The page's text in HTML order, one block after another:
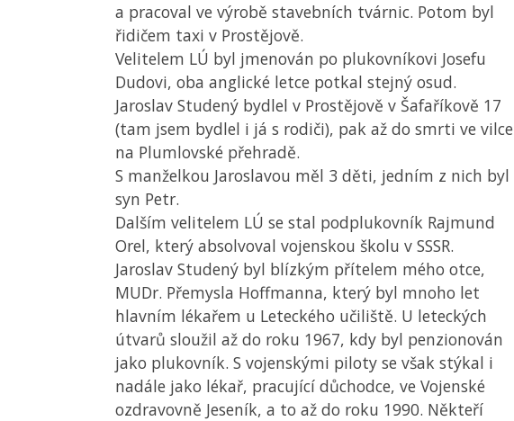
a pracoval ve výrobě stavebních tvárnic. Potom byl
řidičem taxi v Prostějově.
Velitelem LÚ byl jmenován po plukovníkovi Josefu
Dudovi, oba anglické letce potkal stejný osud.
Jaroslav Studený bydlel v Prostějově v Šafaříkově 17
(tam jsem bydlel i já s rodiči), pak až do smrti ve vilce
na Plumlovské přehradě.
S manželkou Jaroslavou měl 3 děti, jedním z nich byl
syn Petr.
Dalším velitelem LÚ se stal podplukovník Rajmund
Orel, který absolvoval vojenskou školu v SSSR.
Jaroslav Studený byl blízkým přítelem mého otce,
MUDr. Přemysla Hoffmanna, který byl mnoho let
hlavním lékařem u Leteckého učiliště. U leteckých
útvarů sloužil až do roku 1967, kdy byl penzionován
jako plukovník. S vojenskými piloty se však stýkal i
nadále jako lékař, pracující důchodce, ve Vojenské
ozdravovně Jeseník, a to až do roku 1990. Někteří